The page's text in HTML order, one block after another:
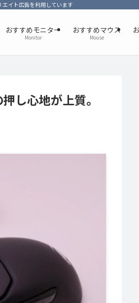
エイト広告を利用しています
おすすめモニター
Monitor
おすすめマウス
Mouse
し心地が上質。